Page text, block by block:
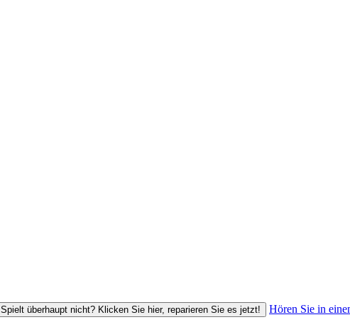
Spielt überhaupt nicht? Klicken Sie hier, reparieren Sie es jetzt! Hören Sie in